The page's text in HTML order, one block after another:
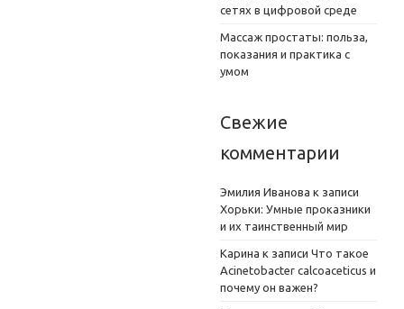
сетях в цифровой среде
Массаж простаты: польза,
показания и практика с
умом
Свежие
комментарии
Эмилия Иванова к записи
Хорьки: Умные проказники
и их таинственный мир
Карина к записи Что такое
Acinetobacter calcoaceticus и
почему он важен?